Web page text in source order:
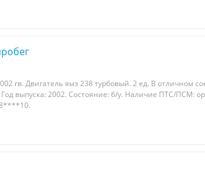
гв. Двигатель ямз 238 турбовый. 2 ед. В отличном
Год выпуска: 2002. Состояние: б/у. Наличие ПТС/ПСМ: